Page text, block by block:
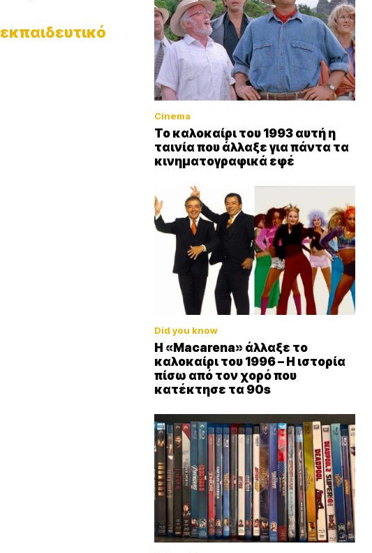
Cinema
Το καλοκαίρι του 1993 αυτή η
ταινία που άλλαξε για πάντα τα
κινηματογραφικά εφέ
Did you know
Η «Macarena» άλλαξε το
καλοκαίρι του 1996 – Η ιστορία
πίσω από τον χορό που
κατέκτησε τα 90s